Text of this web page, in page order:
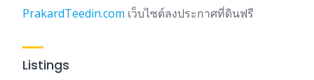
PrakardTeedin.com เว็บไซต์ลงประกาศที่ดินฟรี
Listings